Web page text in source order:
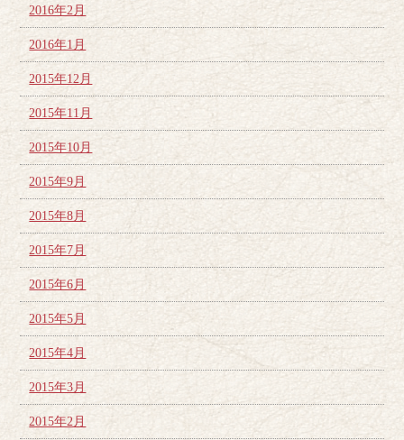
2016年2月
2016年1月
2015年12月
2015年11月
2015年10月
2015年9月
2015年8月
2015年7月
2015年6月
2015年5月
2015年4月
2015年3月
2015年2月